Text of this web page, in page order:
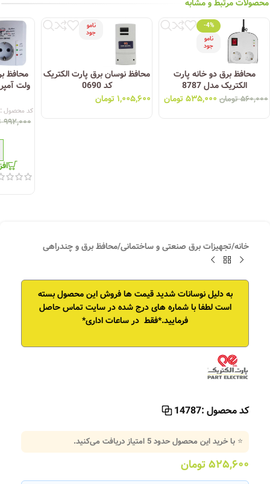
محصولات مرتبط و مشابه
-4%
نامو
جود
محافظ برق دو خانه پارت
الکتریک مدل 8787
۵۶۰,۰۰۰ تومان ۵۳۵,۰۰۰تومان
نامو
جود
محافظ نوسان برق پارت الکتریک
کد 0690
۱,۰۰۵,۶۰۰ تومان
کد محصول
۹۹۲,۰۰۰
خانه/تجهیزات برق صنعتی و ساختمانی/محافظ برق و چندراهی
به دلیل نوسانات شدید قیمت ها فروش این محصول بسته
است لطفا با شماره های درج شده در سایت تماس حاصل
فرمایید.*فقط در ساعات اداری*
کد محصول :14787
⭐ با خرید این محصول حدود5 امتیاز دریافت می‌کنید.
۵۲۵,۶۰۰تومان